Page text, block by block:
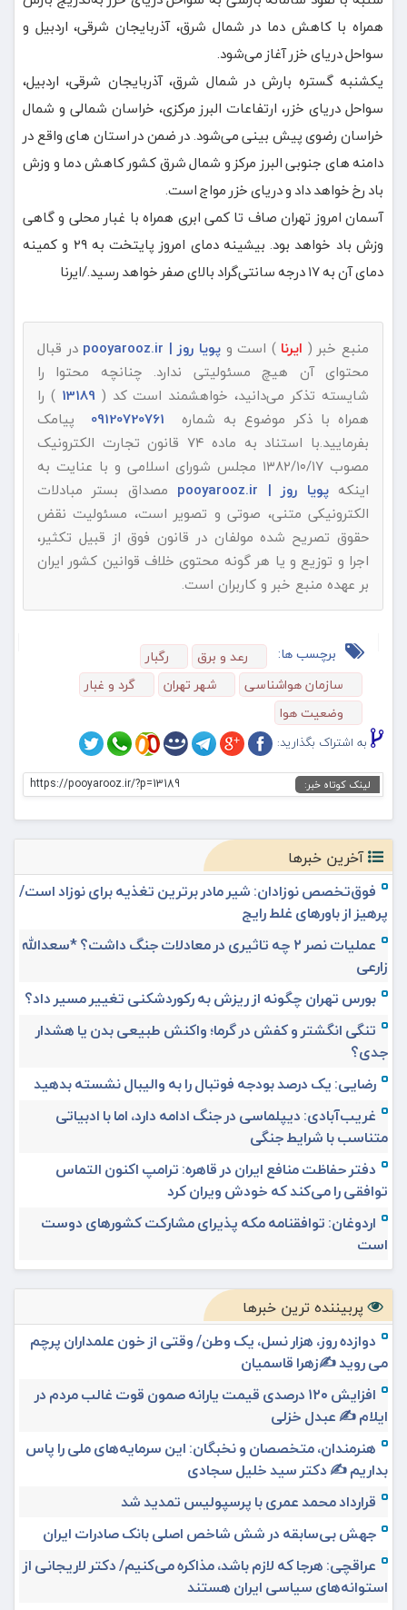
همراه با کاهش دما در شمال شرق، آذربایجان شرقی، اردبیل و
سواحل دریای خزر آغاز می‌شود.
یکشنبه گستره بارش در شمال شرق، آذربایجان شرقی، اردبیل،
سواحل دریای خزر، ارتفاعات البرز مرکزی، خراسان شمالی و شمال
خراسان رضوی پیش بینی می‌شود. در ضمن در استان های واقع در
دامنه های جنوبی البرز مرکز و شمال شرق کشور کاهش دما و وزش
باد رخ خواهد داد و دریای خزر مواج است.
آسمان امروز تهران صاف تا کمی ابری همراه با غبار محلی و گاهی
وزش باد خواهد بود. بیشینه دمای امروز پایتخت به ۲۹ و کمینه
دمای آن به ۱۷ درجه سانتی‌گراد بالای صفر خواهد رسید./ایرنا
منبع خبر ( ایرنا ) است وپویا روز | pooyarooz.ir
در قبال
محتوای آن هیچ مسئولیتی ندارد. چنانچه محتوا را
شایسته تذکر می‌دانید، خواهشمند است کد (
) را
همراه با ذکر موضوع به شماره
پیامک
بفرمایید.با استناد به ماده ۷۴ قانون تجارت الکترونیک
مصوب ۱۳۸۲/۱۰/۱۷ مجلس شورای اسلامی و با عنایت به
اینکهپویا روز | pooyarooz.ir
مصداق بستر مبادلات
الکترونیکی متنی، صوتی و تصویر است، مسئولیت نقض
حقوق تصریح شده مولفان در قانون فوق از قبیل تکثیر،
اجرا و توزیع و یا هر گونه محتوی خلاف قوانین کشور ایران
بر عهده منبع خبر و کاربران است.
برچسب ها: رعد و برق
رگبار
سازمان هواشناسی
شهر تهران
گرد و غبار
وضعيت هوا
به اشتراک بگذارید:
لینک کوتاه خبر: https://pooyarooz.ir/?p=13189
آخرین خبرها
فوق‌تخصص نوزادان: شیر مادر برترین تغذیه برای نوزاد است/
پرهیز از باورهای غلط رایج
عملیات نصر ۲ چه تاثیری در معادلات جنگ داشت؟ *سعدالله
زارعی
بورس تهران چگونه از ریزش به رکوردشکنی تغییر مسیر داد؟
تنگی انگشتر و کفش در گرما؛ واکنش طبیعی بدن یا هشدار
جدی؟
رضایی: یک درصد بودجه فوتبال را به والیبال نشسته بدهید
غریب‌آبادی: دیپلماسی در جنگ ادامه دارد، اما با ادبیاتی
متناسب با شرایط جنگی
دفتر حفاظت منافع ایران در قاهره: ترامپ اکنون التماس
توافقی را می‌کند که خودش ویران کرد
اردوغان: توافقنامه مکه پذیرای مشارکت کشورهای دوست
است
پربیننده ترین خبرها
دوازده روز، هزار نسل، یک وطن/ وقتی از خون علمداران پرچم
می روید ✍️زهرا قاسمیان
افزایش ۱۲۰ درصدی قیمت یارانه صمون قوت غالب مردم در
ایلام ✍️ عبدل خزلی
هنرمندان، متخصصان و نخبگان: این سرمایه‌های ملی را پاس
بداریم ✍️ دکتر سید خلیل سجادی
قرارداد محمد عمری با پرسپولیس تمدید شد
جهش بی‌سابقه در شش شاخص اصلی بانک صادرات ایران
عراقچی: هرجا که لازم باشد، مذاکره می‌کنیم/ دکتر لاریجانی از
استوانه‌های سیاسی ایران هستند